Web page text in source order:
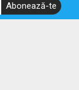
Abonează-te